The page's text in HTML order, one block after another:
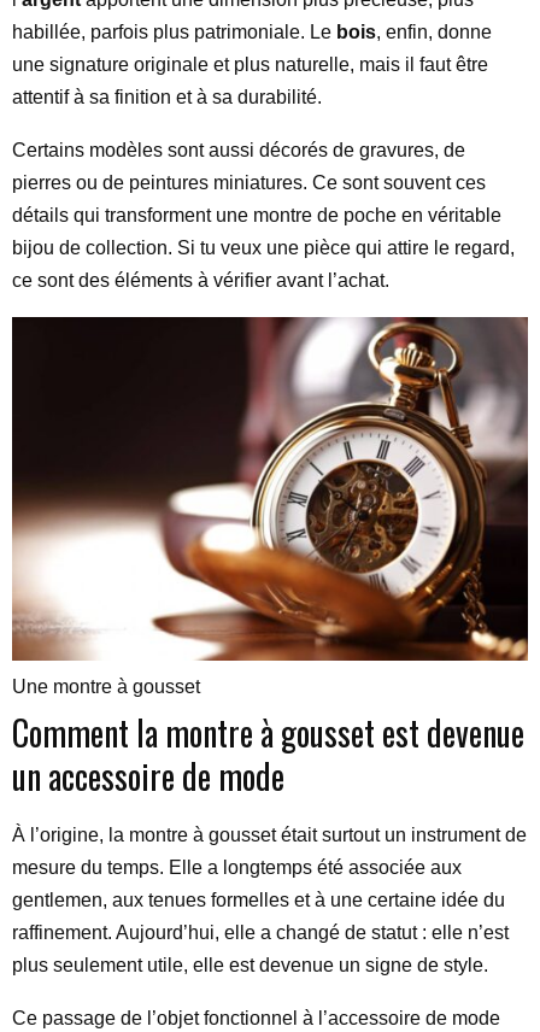
habillée, parfois plus patrimoniale. Le bois, enfin, donne
une signature originale et plus naturelle, mais il faut être
attentif à sa finition et à sa durabilité.
Certains modèles sont aussi décorés de gravures, de
pierres ou de peintures miniatures. Ce sont souvent ces
détails qui transforment une montre de poche en véritable
bijou de collection. Si tu veux une pièce qui attire le regard,
ce sont des éléments à vérifier avant l’achat.
Une montre à gousset
Comment la montre à gousset est devenue
un accessoire de mode
À l’origine, la montre à gousset était surtout un instrument de
mesure du temps. Elle a longtemps été associée aux
gentlemen, aux tenues formelles et à une certaine idée du
raffinement. Aujourd’hui, elle a changé de statut : elle n’est
plus seulement utile, elle est devenue un signe de style.
Ce passage de l’objet fonctionnel à l’accessoire de mode